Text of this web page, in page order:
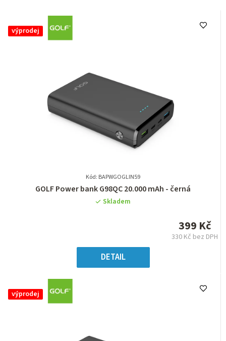
výprodej
Kód: BAPWGOGLIN59
Průměrné
hodnocení
5
hvězdiček.
GOLF Power bank G98QC 20.000 mAh - černá
Skladem
399 Kč
330 Kč bez DPH
DETAIL
výprodej